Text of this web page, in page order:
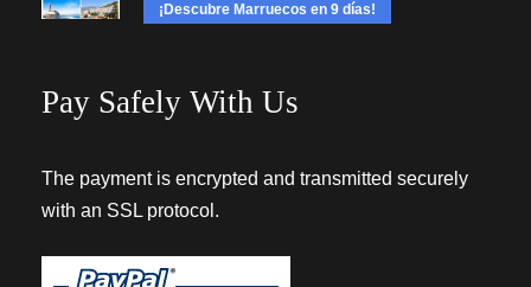
¡Descubre Marruecos en 9 días!
Pay Safely With Us
The payment is encrypted and transmitted securely
with an SSL protocol.